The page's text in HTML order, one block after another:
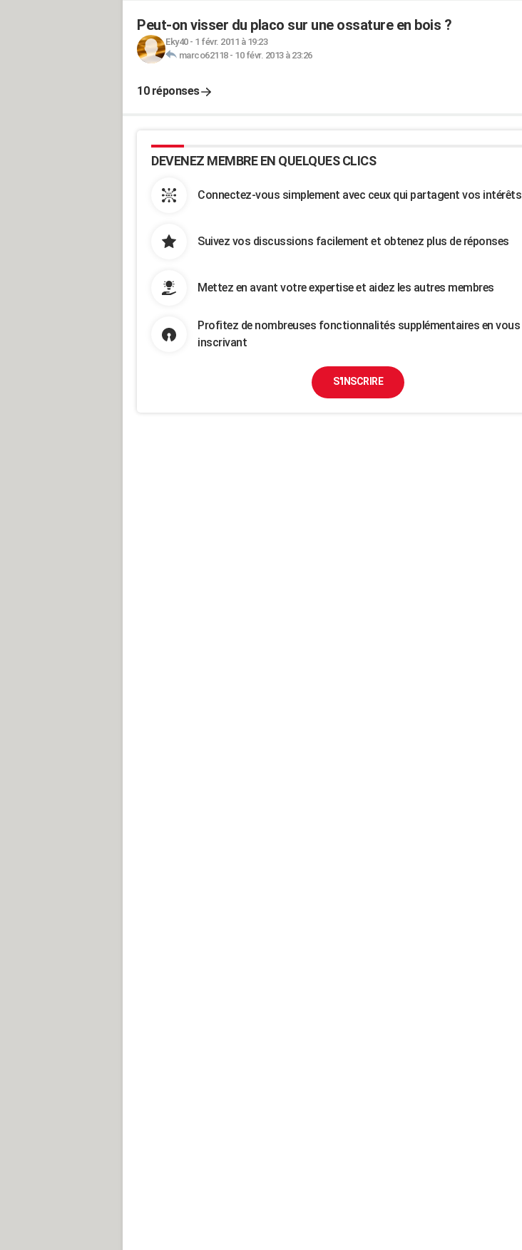
Peut-on visser du placo sur une ossature en bois ?
Eky40- 1 févr. 2011 à 19:23
marco62118- 10 févr. 2013 à 23:26
10 réponses
DEVENEZ MEMBRE EN QUELQUES CLICS
Connectez-vous simplement avec ceux qui partagent vos intérêts
Suivez vos discussions facilement et obtenez plus de réponses
Mettez en avant votre expertise et aidez les autres membres
Profitez de nombreuses fonctionnalités supplémentaires en vous
inscrivant
S'INSCRIRE